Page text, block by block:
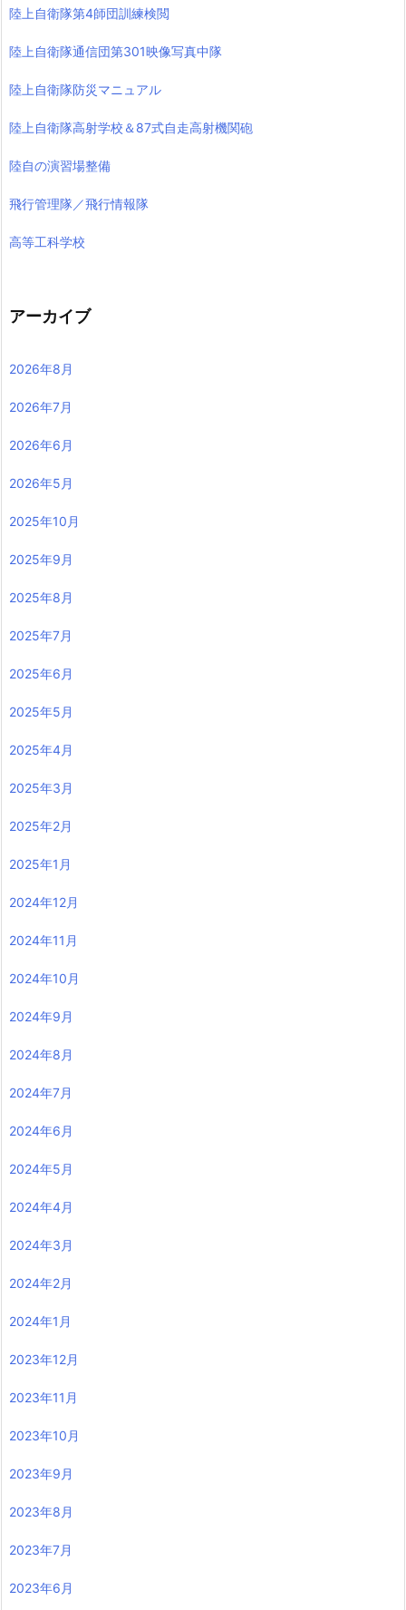
陸上自衛隊第4師団訓練検閲
陸上自衛隊通信団第301映像写真中隊
陸上自衛隊防災マニュアル
陸上自衛隊高射学校＆87式自走高射機関砲
陸自の演習場整備
飛行管理隊／飛行情報隊
高等工科学校
アーカイブ
2026年8月
2026年7月
2026年6月
2026年5月
2025年10月
2025年9月
2025年8月
2025年7月
2025年6月
2025年5月
2025年4月
2025年3月
2025年2月
2025年1月
2024年12月
2024年11月
2024年10月
2024年9月
2024年8月
2024年7月
2024年6月
2024年5月
2024年4月
2024年3月
2024年2月
2024年1月
2023年12月
2023年11月
2023年10月
2023年9月
2023年8月
2023年7月
2023年6月